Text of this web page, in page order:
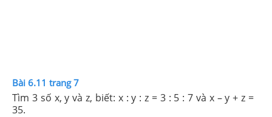
Bài 6.11 trang 7
Tìm 3 số x, y và z, biết: x : y : z = 3 : 5 : 7 và x – y + z =
35.